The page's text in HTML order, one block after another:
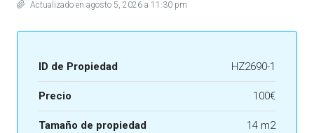
Actualizado en agosto 5, 2026 a 11:30 pm
ID de Propiedad HZ2690-1
Precio 100€
Tamaño de propiedad 14 m2